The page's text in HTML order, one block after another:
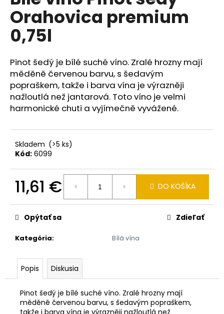
0,0
z
5
hviezdičiek.
Orahovica premium
0,75l
Pinot šedý je bílé suché víno. Zralé hrozny mají
měděně červenou barvu, s šedavým
popraškem, takže i barva vína je výrazněji
nažloutlá než jantarová. Toto víno je velmi
harmonické chuti a vyjímečně vyvážené.
Skladem (>5 ks)
Kód: 6099
11,61 €
cena:
DO KOŠÍKA
Kategória: Bílá vína
Opýtať sa Zdieľať
Popis Diskusia
Pinot šedý je bílé suché víno. Zralé hrozny mají
měděně červenou barvu, s šedavým popraškem,
takže i barva vína je výrazněji nažloutlá než
á
j
s
?
HĽADAŤ
O
d
p
r
ú
a
CHORVATSKÁ
MOŘSKÁ
SŮL